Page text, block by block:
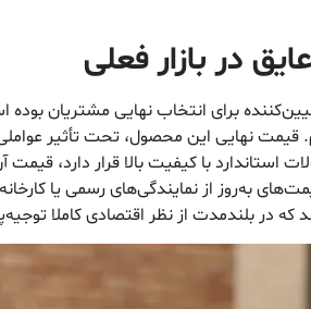
در بازار فعلی
برای انتخاب نهایی مشتریان
قیمت نهایی این محصول، تحت تأثیر
با کیفیت بالا قرار دارد، قیمت
به‌روز از نمایندگی‌های رسمی یا
در بلندمدت از نظر اقتصادی کاملا